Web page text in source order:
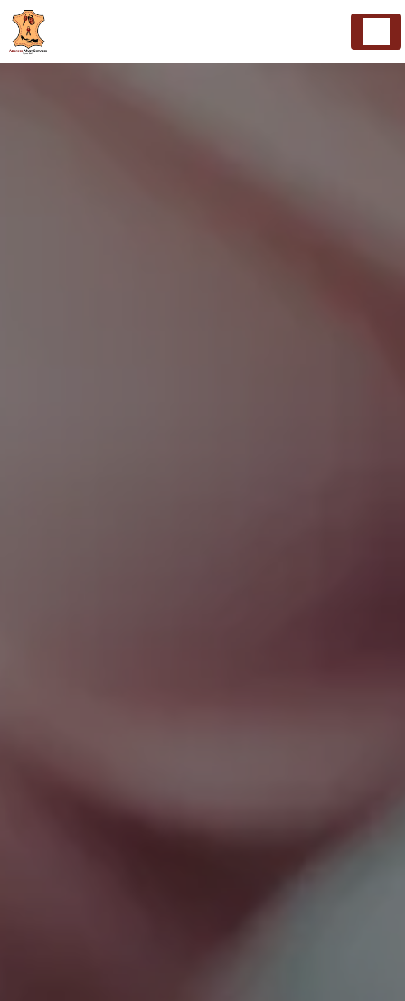
Panneau de gestion des cookies